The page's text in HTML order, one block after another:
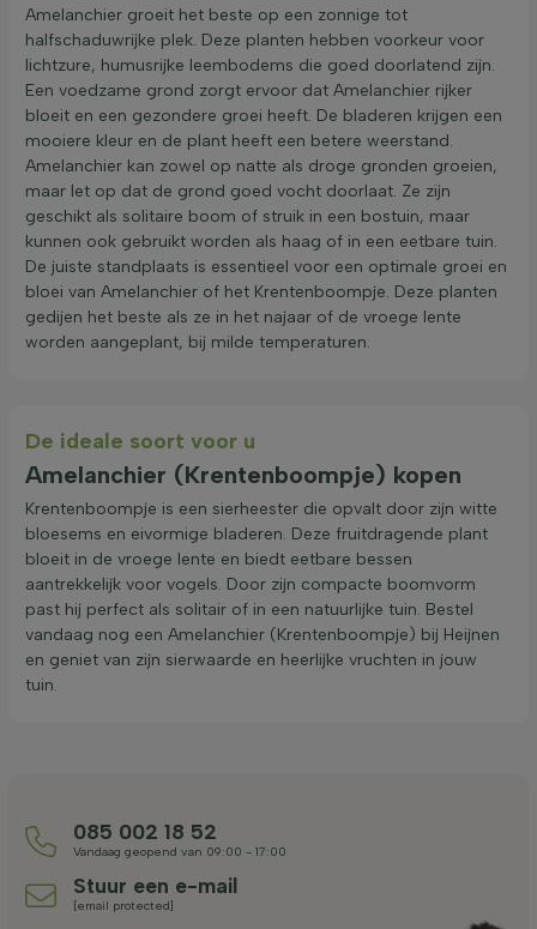
Amelanchier groeit het beste op een zonnige tot
halfschaduwrijke plek. Deze planten hebben voorkeur voor
lichtzure, humusrijke leembodems die goed doorlatend zijn.
Een voedzame grond zorgt ervoor dat Amelanchier rijker
bloeit en een gezondere groei heeft. De bladeren krijgen een
mooiere kleur en de plant heeft een betere weerstand.
Amelanchier kan zowel op natte als droge gronden groeien,
maar let op dat de grond goed vocht doorlaat. Ze zijn
geschikt als solitaire boom of struik in een bostuin, maar
kunnen ook gebruikt worden als haag of in een eetbare tuin.
De juiste standplaats is essentieel voor een optimale groei en
bloei van Amelanchier of het Krentenboompje. Deze planten
gedijen het beste als ze in het najaar of de vroege lente
worden aangeplant, bij milde temperaturen.
De ideale soort voor u
Amelanchier (Krentenboompje) kopen
Krentenboompje is een sierheester die opvalt door zijn witte
bloesems en eivormige bladeren. Deze fruitdragende plant
bloeit in de vroege lente en biedt eetbare bessen
aantrekkelijk voor vogels. Door zijn compacte boomvorm
past hij perfect als solitair of in een natuurlijke tuin. Bestel
vandaag nog een Amelanchier (Krentenboompje) bij Heijnen
en geniet van zijn sierwaarde en heerlijke vruchten in jouw
tuin.
085 002 18 52
Vandaag geopend van 09:00 - 17:00
Stuur een e-mail
[email protected]